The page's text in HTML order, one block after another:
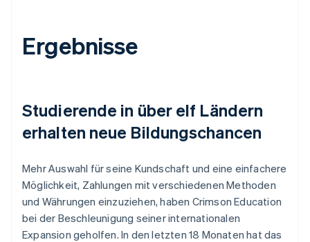
Ergebnisse
Studierende in über elf Ländern
erhalten neue Bildungschancen
Mehr Auswahl für seine Kundschaft und eine einfachere
Möglichkeit, Zahlungen mit verschiedenen Methoden
und Währungen einzuziehen, haben Crimson Education
bei der Beschleunigung seiner internationalen
Expansion geholfen. In den letzten 18 Monaten hat das